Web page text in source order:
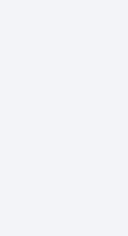
浩克 - 破洞短裤粉碎英